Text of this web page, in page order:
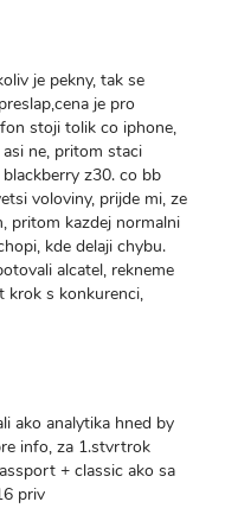
je pekny, tak se
je pro
stoji tolik co iphone,
ne, pritom staci
z30. co bb
voloviny, prijde mi, ze
pritom kazdej normalni
kde delaji chybu.
alcatel, rekneme
krok s konkurenci,
ako analytika hned by
info, za 1.stvrtrok
+ classic ako sa
priv